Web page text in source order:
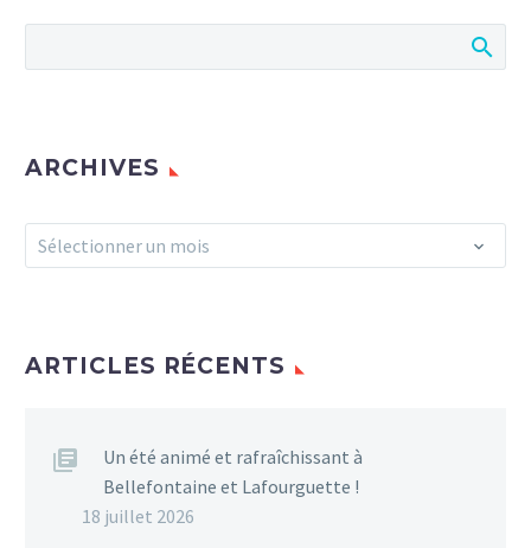
ARCHIVES
Archives
Sélectionner un mois
ARTICLES RÉCENTS
Un été animé et rafraîchissant à
Bellefontaine et Lafourguette !
18 juillet 2026